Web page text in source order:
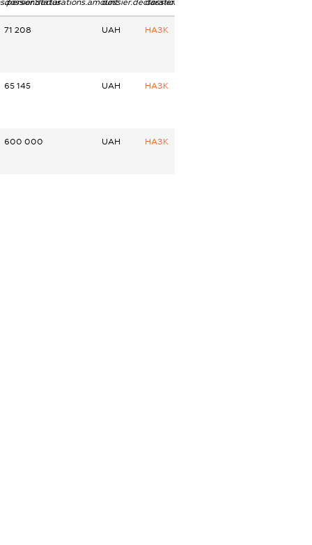
dossier.declarations.amountdossier.declarations.currency
dossier.declarations.source
71 208 UAH НАЗК
65 145 UAH НАЗК
600 000 UAH НАЗК